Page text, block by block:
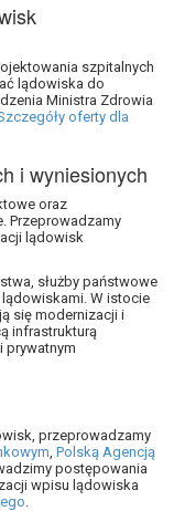
szpitalnych
lądowiska do
Ministra Zdrowia
oferty dla
i wyniesionych
oraz
Przeprowadzamy
lądowisk
służby państwowe
W istocie
się modernizacji i
infrastrukturą
prywatnym
przeprowadzamy
, Polską Agencją
postępowania
wpisu lądowiska
.